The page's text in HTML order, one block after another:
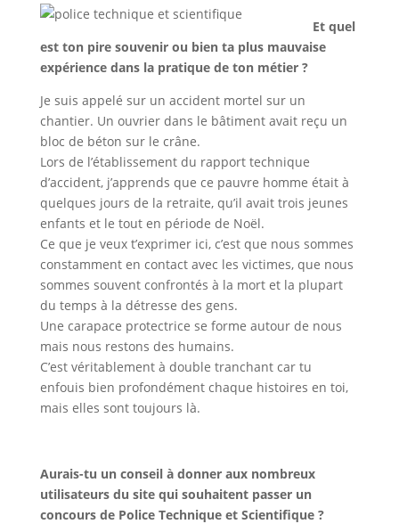
Et quel
est ton pire souvenir ou bien ta plus mauvaise
expérience dans la pratique de ton métier ?
Je suis appelé sur un accident mortel sur un
chantier. Un ouvrier dans le bâtiment avait reçu un
bloc de béton sur le crâne.
Lors de l’établissement du rapport technique
d’accident, j’apprends que ce pauvre homme était à
quelques jours de la retraite, qu’il avait trois jeunes
enfants et le tout en période de Noël.
Ce que je veux t’exprimer ici, c’est que nous sommes
constamment en contact avec les victimes, que nous
sommes souvent confrontés à la mort et la plupart
du temps à la détresse des gens.
Une carapace protectrice se forme autour de nous
mais nous restons des humains.
C’est véritablement à double tranchant car tu
enfouis bien profondément chaque histoires en toi,
mais elles sont toujours là.
Aurais-tu un conseil à donner aux nombreux
utilisateurs du site qui souhaitent passer un
concours de Police Technique et Scientifique ?